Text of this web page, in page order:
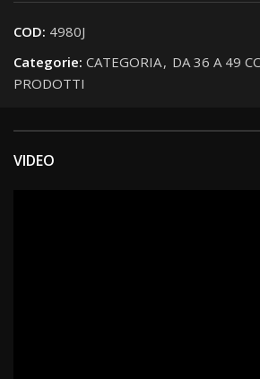
COD: 4980J
Categorie: CATEGORIA, DA 36 A 49
PRODOTTI
VIDEO